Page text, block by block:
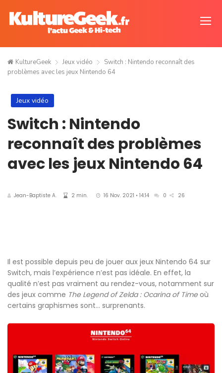
KultureGeek Jeux vidéo
Switch : Nintendo reconnaît des
problèmes avec les jeux Nintendo 64
Jeux vidéo
Switch : Nintendo
reconnaît des problèmes
avec les jeux Nintendo 64
Jean-Baptiste A. 2 min. 16 Nov. 2021 • 14:14 0 26
Il est possible depuis peu de jouer aux jeux Nintendo 64 sur
Switch, mais l’expérience n’est pas idéale. En effet, la
qualité n’est pas vraiment au rendez-vous, notamment sur
des jeux comme The Legend of Zelda : Ocarina of Timeoù
certains graphismes sont… surprenants.